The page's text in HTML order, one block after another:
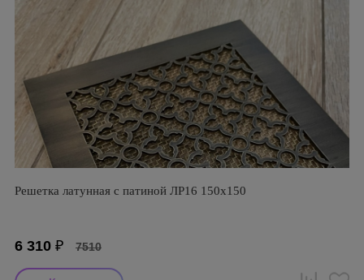
Решетка латунная с патиной ЛР16 150х150
6 310 ₽ 7510